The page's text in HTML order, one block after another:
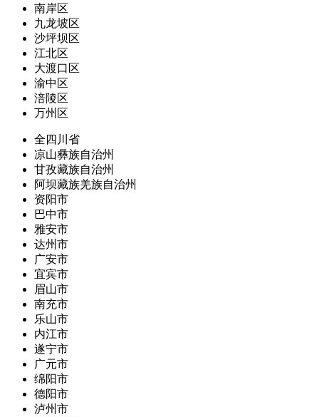
南岸区
九龙坡区
沙坪坝区
江北区
大渡口区
渝中区
涪陵区
万州区
全四川省
凉山彝族自治州
甘孜藏族自治州
阿坝藏族羌族自治州
资阳市
巴中市
雅安市
达州市
广安市
宜宾市
眉山市
南充市
乐山市
内江市
遂宁市
广元市
绵阳市
德阳市
泸州市